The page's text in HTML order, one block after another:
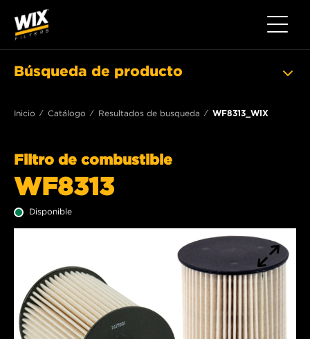
Toggle
Búsqueda de producto
Inicio Catálogo Resultados de busqueda WF8313_WIX
Filtro de combustible
WF8313
Disponible